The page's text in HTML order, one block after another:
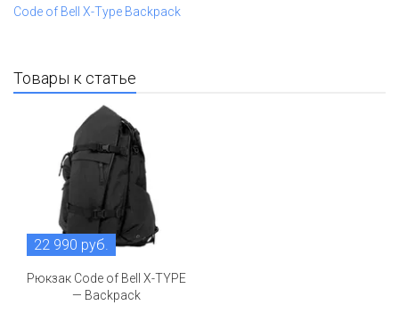
Code of Bell X-Type Backpack
Товары к статье
22 990 руб.
Рюкзак Code of Bell X-TYPE
— Backpack